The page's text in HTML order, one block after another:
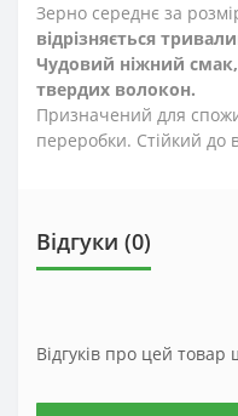
Зерно середнє за
відрізняється
Чудовий ніжний смак,
твердих волокон.
Призначений для
переробки. Стійкий до
Відгуки (0)
Відгуків про цей